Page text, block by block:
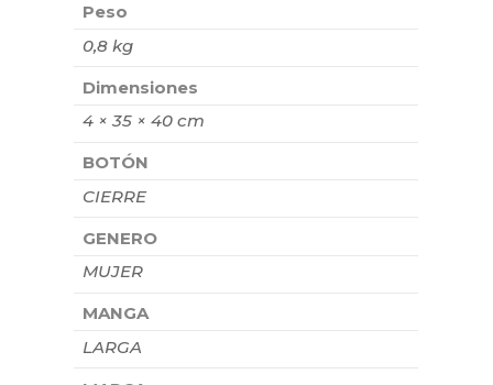
Peso
0,8 kg
Dimensiones
4 × 35 × 40 cm
BOTÓN
CIERRE
GENERO
MUJER
MANGA
LARGA